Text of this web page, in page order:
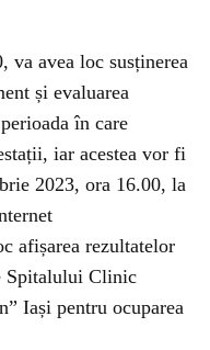
va avea loc susținerea
și evaluarea
în care
iar acestea vor fi
2023, ora 16.00, la
afișarea rezultatelor
Spitalului Clinic
Iași pentru ocuparea